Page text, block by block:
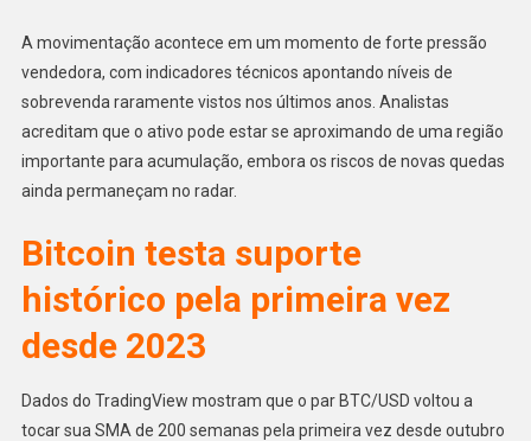
A movimentação acontece em um momento de forte pressão
vendedora, com indicadores técnicos apontando níveis de
sobrevenda raramente vistos nos últimos anos. Analistas
acreditam que o ativo pode estar se aproximando de uma região
importante para acumulação, embora os riscos de novas quedas
ainda permaneçam no radar.
Bitcoin testa suporte
histórico pela primeira vez
desde 2023
Dados do TradingView mostram que o par BTC/USD voltou a
tocar sua SMA de 200 semanas pela primeira vez desde outubro